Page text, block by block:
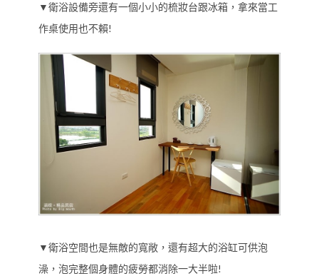
▼衛浴設備旁還有一個小小的梳妝台跟冰箱，拿來當工
作桌使用也不賴!
▼衛浴空間也是無敵的寬敞，還有超大的浴缸可供泡
澡，泡完整個身體的疲勞都消除一大半啦!